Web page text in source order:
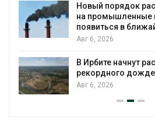
Новый порядок
на промышленные
появиться в
Авг 6, 2026
В Ирбите начнут
рекордного
Авг 6, 2026